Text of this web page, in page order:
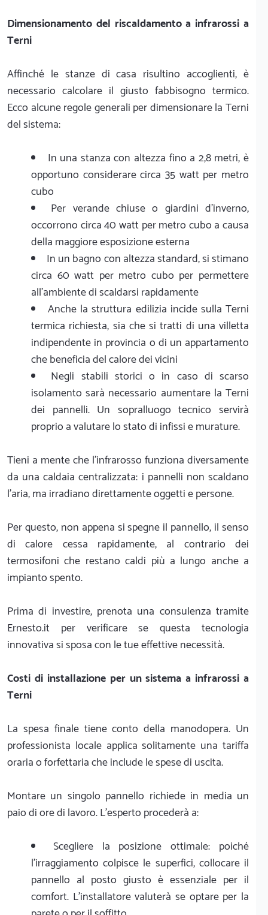
Dimensionamento del riscaldamento a infrarossi a
Terni
Affinché le stanze di casa risultino accoglienti, è
necessario calcolare il giusto fabbisogno termico.
Ecco alcune regole generali per dimensionare la Terni
del sistema:
In una stanza con altezza fino a 2,8 metri, è
opportuno considerare circa 35 watt per metro
cubo
Per verande chiuse o giardini d'inverno,
occorrono circa 40 watt per metro cubo a causa
della maggiore esposizione esterna
In un bagno con altezza standard, si stimano
circa 60 watt per metro cubo per permettere
all'ambiente di scaldarsi rapidamente
Anche la struttura edilizia incide sulla Terni
termica richiesta, sia che si tratti di una villetta
indipendente in provincia o di un appartamento
che beneficia del calore dei vicini
Negli stabili storici o in caso di scarso
isolamento sarà necessario aumentare la Terni
dei pannelli. Un sopralluogo tecnico servirà
proprio a valutare lo stato di infissi e murature.
Tieni a mente che l'infrarosso funziona diversamente
da una caldaia centralizzata: i pannelli non scaldano
l'aria, ma irradiano direttamente oggetti e persone.
Per questo, non appena si spegne il pannello, il senso
di calore cessa rapidamente, al contrario dei
termosifoni che restano caldi più a lungo anche a
impianto spento.
Prima di investire, prenota una consulenza tramite
Ernesto.it per verificare se questa tecnologia
innovativa si sposa con le tue effettive necessità.
Costi di installazione per un sistema a infrarossi a
Terni
La spesa finale tiene conto della manodopera. Un
professionista locale applica solitamente una tariffa
oraria o forfettaria che include le spese di uscita.
Montare un singolo pannello richiede in media un
paio di ore di lavoro. L'esperto procederà a:
Scegliere la posizione ottimale: poiché
l'irraggiamento colpisce le superfici, collocare il
pannello al posto giusto è essenziale per il
comfort. L'installatore valuterà se optare per la